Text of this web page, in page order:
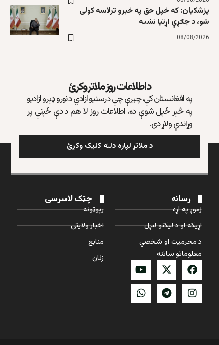
پزشکیان: که خپل حق په خبرو ترلاسه کولی
شو، د جګړې اړتیا نشته
08/08/2026
د اطلاعات روز ملاتړ وکړئ
په افغانستان کې، چیرې چې د رسنیو ازادي د نورو ډېرو ازادیو
په څېر ځپل شوې ده، اطلاعات روز لا هم د دې ځپنې پر
وړاندې ولاړ دی.
د ملاتړ لپاره دلته کلیک وکړئ
رسانه
زموږ په اړه
اړیکه او د لیکنو لېږل
د محرمیت او شخصي
معلوماتو ساتنه
چټک لاسرسی
رپوټونه
اخبار ولایتی
منابع
زنان